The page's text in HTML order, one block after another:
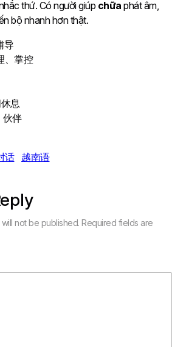
thứ. Có người giúp chữa phát âm,
bộ nhanh hơn thật.
导
、掌控
息
伙伴
话 越南语
not be published. Required fields are